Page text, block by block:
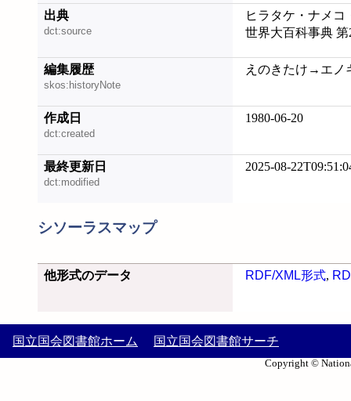
出典
dct:source
ヒラタケ・ナメコ
世界大百科事典 第
編集履歴
skos:historyNote
えのきたけ→エノ
作成日
dct:created
1980-06-20
最終更新日
dct:modified
2025-08-
シソーラスマップ
他形式のデータ RDF/XML形式,
国立国会図書館ホーム 国立国会図書館サーチ
Copyright ©